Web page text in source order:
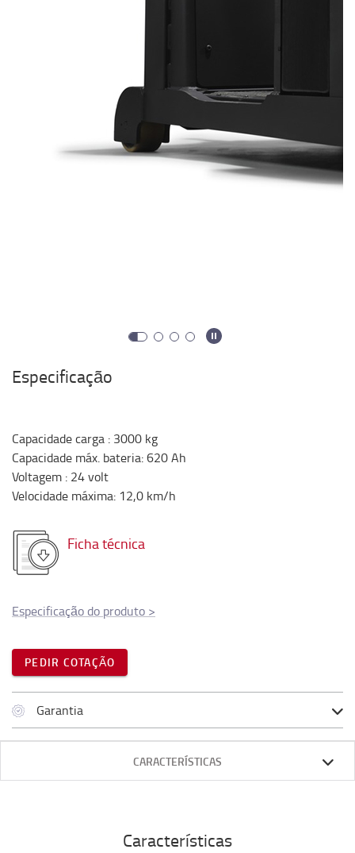
Especificação
Capacidade carga : 3000 kg
Capacidade máx. bateria:620Ah
Voltagem : 24volt
Velocidade máxima: 12,0 km/h
Ficha técnica
Especificação do produto >
PEDIR COTAÇÃO
Garantia
CARACTERÍSTICAS
Características